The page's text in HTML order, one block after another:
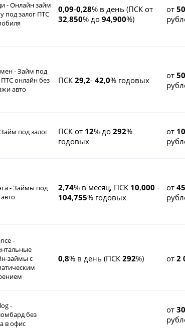
- Онлайн займ
под залог ПТС
0,09-0,28% в день (ПСК от
32,850% до 94,900%)
от
- Займ под
ПТС онлайн без
авто
ПСК 29,2- 42,0% годовых от
под залог
ПСК от 12% до 292%
годовых
от
- Займы под
2,74% в месяц, ПСК 10,000 -
104,755% годовых
от
-
займы с
0,8% в день (ПСК 292%) от2
-
без
в офис
от